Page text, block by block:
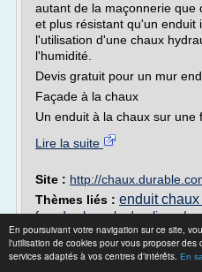
En poursuivant votre navigation sur ce site,
l'utilisation de cookies pour vous proposer des
services adaptés à vos centres d'intérêts. En
autant de la maçonnerie que
et plus résistant qu'un enduit
l'utilisation d'une chaux
l'humidité.
Devis gratuit pour un mur
Façade à la chaux
Un enduit à la chaux sur une
Lire la suite
Site : http://
Thèmes liés : enduit
facade chaux hydraulique/
la chaux/enduit facade
chaux aerienne